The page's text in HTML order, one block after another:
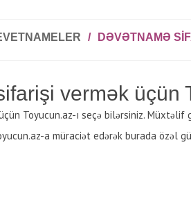
/ DƏVƏTNAMƏ
vermək üçün
Toyucun.az-ı seçə bilərsiniz.
a müraciət edərək burada